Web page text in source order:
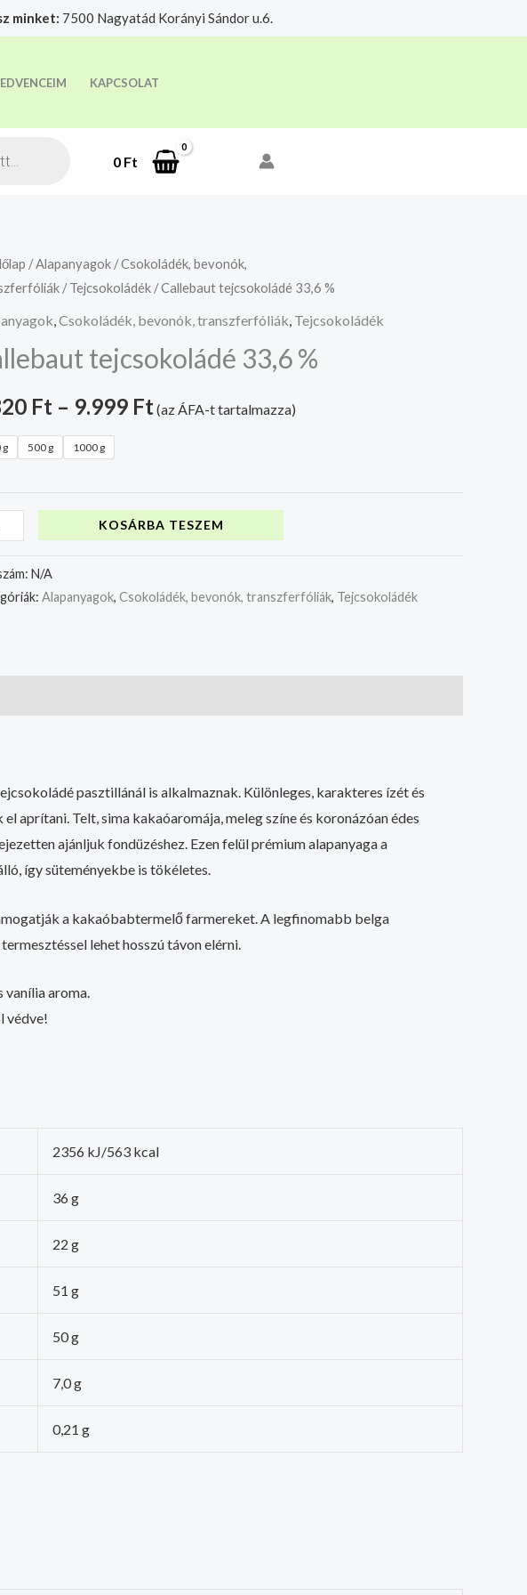
minket: 7500 Nagyatád Korányi Sándor u.6.
KAPCSOLAT
0 Ft
/Alapanyagok /Csokoládék, bevonók,
/Tejcsokoládék / Callebaut tejcsokoládé 33,6 %
Csokoládék, bevonók, transzferfóliák Tejcsokoládék
tejcsokoládé 33,6 %
Ft – 9.999 Ft (az ÁFA-t tartalmazza)
g 500 g 1000 g
KOSÁRBA TESZEM
N/A
Alapanyagok, Csokoládék, bevonók, transzferfóliák, Tejcsokoládék
pasztillánál is alkalmaznak. Különleges, karakteres ízét és
aprítani. Telt, sima kakaóaromája, meleg színe és koronázóan édes
ajánljuk fondüzéshez. Ezen felül prémium alapanyaga a
így süteményekbe is tökéletes.
a kakaóbabtermelő farmereket. A legfinomabb belga
lehet hosszú távon elérni.
vanília aroma.
védve!
2356 kJ/563 kcal
36 g
22 g
51 g
50 g
7,0 g
0,21 g
tekintettel a feloldási időre.